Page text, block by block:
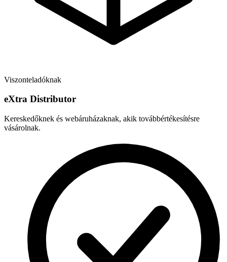
Viszonteladóknak
eXtra Distributor
Kereskedőknek és webáruházaknak, akik továbbértékesítésre
vásárolnak.